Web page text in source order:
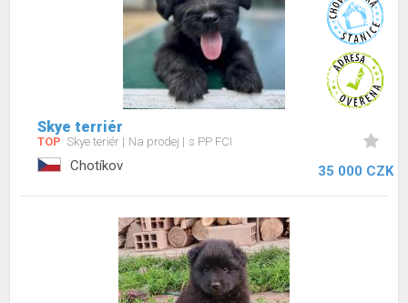
Skye terriér
TOP Skye teriér Na prodej s PP FCI
Chotíkov 35 000 CZK